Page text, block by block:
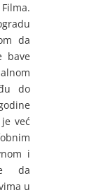
da
bave
do
već
i
da
u